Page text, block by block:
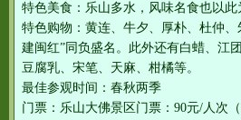
特色美食：乐山多水，风味名食也以
特色购物：黄连、牛夕、厚朴、杜仲
建闽红”同负盛名。此外还有白蜡、江
豆腐乳、宋笔、天麻、柑橘等。
最佳参观时间：春秋两季
门票：乐山大佛景区门票：90元/人次